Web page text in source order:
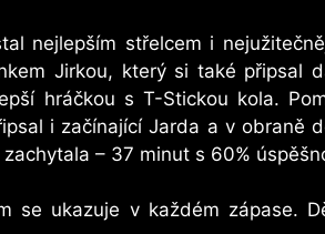
nejlepším střelcem i
Jirkou, který si také připsal
hráčkou s T-Stickou kola.
i začínající Jarda a v obraně
– 37 minut s 60%
se ukazuje v každém zápase.